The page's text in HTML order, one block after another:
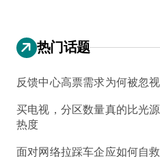
热门话题
反馈中心高票需求为何被忽
买电视，分区数量真的比光
热度
面对网络拉踩车企应如何自救